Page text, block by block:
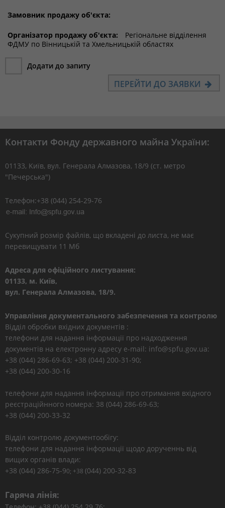
Замовник продажу об'єкта:
Організатор продажу об'єкта:
Регіональне відділення
ФДМУ по Вінницькій та Хмельницькій областях
Додати до запиту
ПЕРЕЙТИ ДО ЗАЯВКИ
Контакти Фонду державного майна України:
01133, Kиїв, вул. Генерала Алмазова, 18/9 (ст. метро
"Печерська")
Телефон:+38 (044) 254-29-76
Сукупний розмір файлів, що вкладені до листа, не має
перевищувати 11 Мб
Адреса для офіційного листування:
01133, м. Київ,
вул. Генерала Алмазова, 18/9.
Управління документального забезпечення та контролю
Відділ обробки вхідних документів :
телефони для надання інформації про надходження
документів на електронну адресу e-mail: info@spfu.gov.ua:
+38 (044) 286-69-63; +38 (044) 200-31-90;
+38 (044) 200-30-16
телефони для надання інформації про отримання вхідного
реєстраційнного номера: 38 (044) 286-69-63;
+38 (044) 200-33-32
Відділ контролю документообігу:
телефони для надання інформації щодо дорученнь від
вищих органів влади:
+38 (044) 286-75-90; +38 (044) 200-32-83
Гаряча лінія: